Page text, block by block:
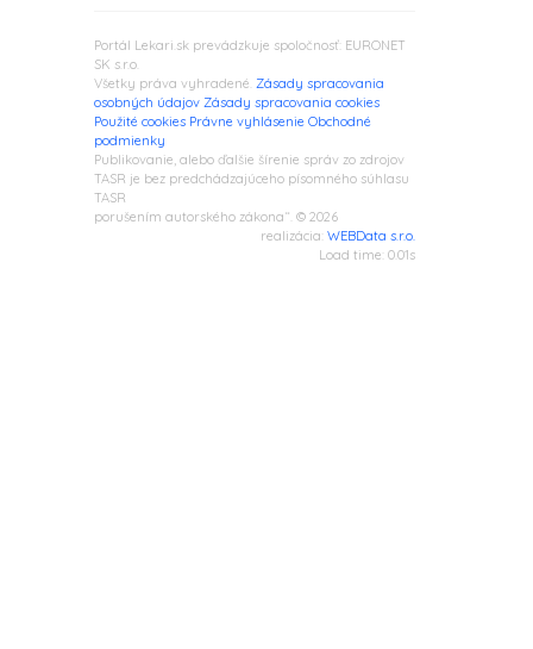
Portál Lekari.sk prevádzkuje spoločnosť: EURONET
SK s.r.o.
Všetky práva vyhradené. Zásady spracovania
osobných údajov Zásady spracovania cookies
Použité cookies Právne vyhlásenie Obchodné
podmienky
Publikovanie, alebo ďalšie šírenie správ zo zdrojov
TASR je bez predchádzajúceho písomného súhlasu
TASR
porušením autorského zákona“. © 2026
realizácia: WEBData s.r.o.
Load time: 0.01s